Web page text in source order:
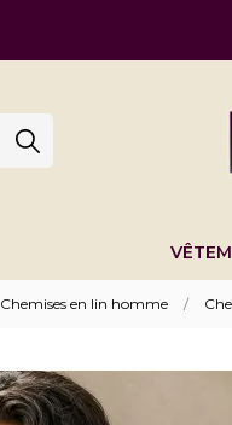
Chemises en lin homme